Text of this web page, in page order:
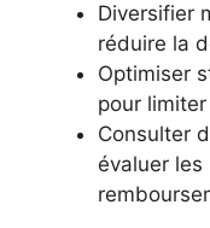
Diversifier
réduire la
Optimiser
pour
Consulter
évaluer